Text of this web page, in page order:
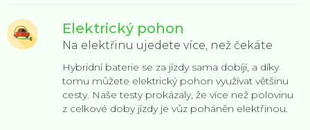
Elektrický pohon
Na elektřinu ujedete více, než čekáte
Hybridní baterie se za jízdy sama dobíjí, a díky
tomu můžete elektrický pohon využívat většinu
cesty. Naše testy prokázaly, že více než polovinu
z celkové doby jízdy je vůz poháněn elektřinou.